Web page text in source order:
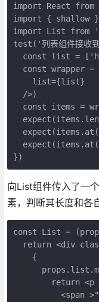
import React
import { shallow }
import List
test('列表组件接收
const list =
const wrapper =
    list={list}
  />)
const items =
})
向List组件传入了一
素，判断其长度和各
const List =
return <div
    {
return <p
<span